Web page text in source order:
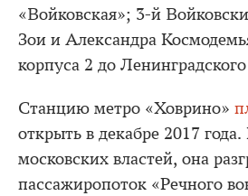
«Войковская»; 3-й
Зои и Александра
корпуса 2 до
Станцию метро «Ховрино»
открыть в декабре 2017
московских властей, она
пассажиропоток «Речного